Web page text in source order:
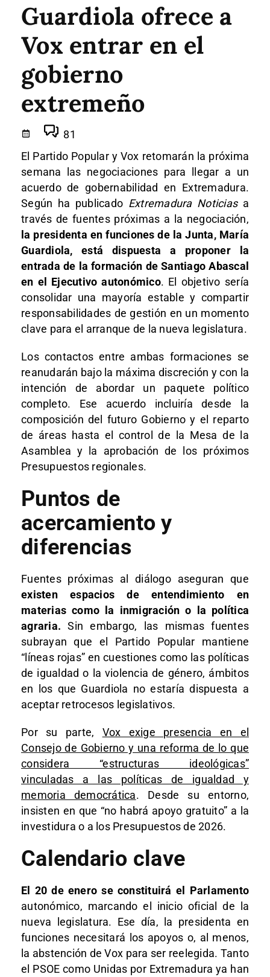
Guardiola ofrece a
Vox entrar en el
gobierno
extremeño
81
El Partido Popular y Vox retomarán la próxima
semana las negociaciones para llegar a un
acuerdo de gobernabilidad en Extremadura.
Según ha publicado Extremadura Noticiasa
través de fuentes próximas a la negociación,
la presidenta en funciones de la Junta, María
Guardiola, está dispuesta a proponer la
entrada de la formación de Santiago Abascal
en el Ejecutivo autonómico. El objetivo sería
consolidar una mayoría estable y compartir
responsabilidades de gestión en un momento
clave para el arranque de la nueva legislatura.
Los contactos entre ambas formaciones se
reanudarán bajo la máxima discreción y con la
intención de abordar un paquete político
completo. Ese acuerdo incluiría desde la
composición del futuro Gobierno y el reparto
de áreas hasta el control de la Mesa de la
Asamblea y la aprobación de los próximos
Presupuestos regionales.
Puntos de
acercamiento y
diferencias
Fuentes próximas al diálogo aseguran que
existen espacios de entendimiento en
materias como la inmigración o la política
agraria. Sin embargo, las mismas fuentes
subrayan que el Partido Popular mantiene
“líneas rojas” en cuestiones como las políticas
de igualdad o la violencia de género, ámbitos
en los que Guardiola no estaría dispuesta a
aceptar retrocesos legislativos.
Por su parte, Vox exige presencia en el
Consejo de Gobierno y una reforma de lo que
considera “estructuras ideológicas”
vinculadas a las políticas de igualdad y
memoria democrática. Desde su entorno,
insisten en que “no habrá apoyo gratuito” a la
investidura o a los Presupuestos de 2026.
Calendario clave
El 20 de enero se constituirá el Parlamento
autonómico, marcando el inicio oficial de la
nueva legislatura. Ese día, la presidenta en
funciones necesitará los apoyos o, al menos,
la abstención de Vox para ser reelegida. Tanto
el PSOE como Unidas por Extremadura ya han